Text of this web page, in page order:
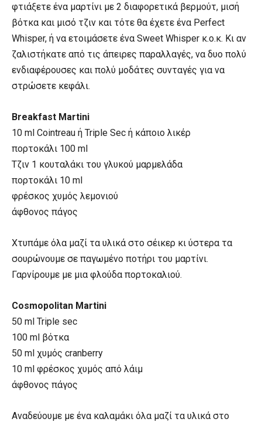
φτιάξετε ένα μαρτίνι με 2 διαφορετικά βερμούτ, μισή
βότκα και μισό τζιν και τότε θα έχετε ένα Perfect
Whisper, ή να ετοιμάσετε ένα Sweet Whisper κ.ο.κ. Κι αν
ζαλιστήκατε από τις άπειρες παραλλαγές, να δυο πολύ
ενδιαφέρουσες και πολύ μοδάτες συνταγές για να
στρώσετε κεφάλι.
Breakfast Martini
10 ml Cointreau ή Triple Sec ή κάποιο λικέρ
πορτοκάλι 100 ml
Τζιν 1 κουταλάκι του γλυκού μαρμελάδα
πορτοκάλι 10 ml
φρέσκος χυμός λεμονιού
άφθονος πάγος
Χτυπάμε όλα μαζί τα υλικά στο σέικερ κι ύστερα τα
σουρώνουμε σε παγωμένο ποτήρι του μαρτίνι.
Γαρνίρουμε με μια φλούδα πορτοκαλιού.
Cosmopolitan Martini
50 ml Triple sec
100 ml βότκα
50 ml χυμός cranberry
10 ml φρέσκος χυμός από λάιμ
άφθονος πάγος
Αναδεύουμε με ένα καλαμάκι όλα μαζί τα υλικά στο